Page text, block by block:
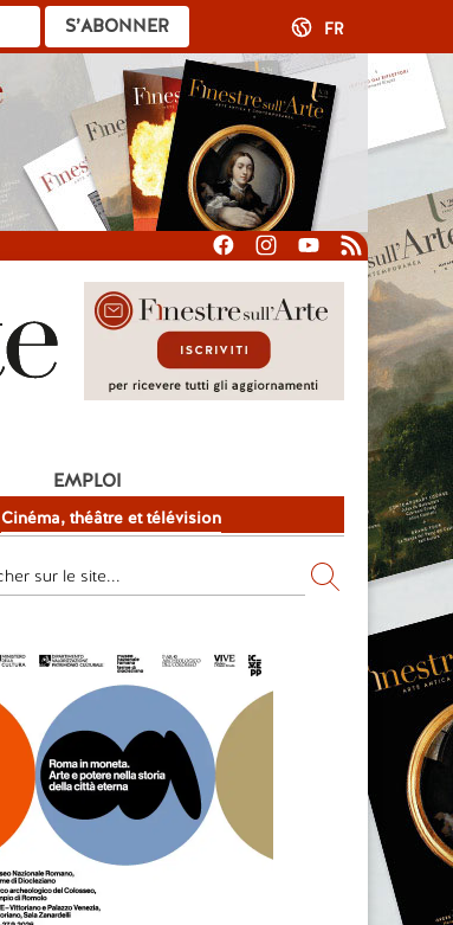
S’ABONNER FR
Cinéma, théâtre et télévision
EMPLOI